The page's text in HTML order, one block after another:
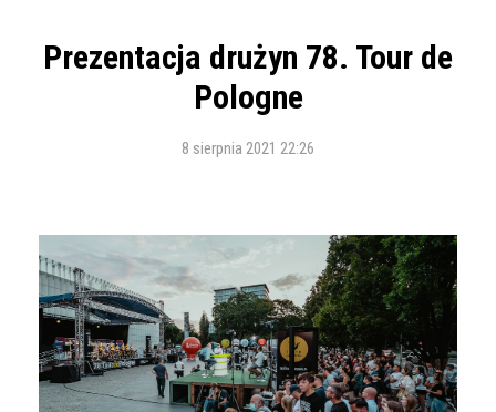
Prezentacja drużyn 78. Tour de
Pologne
8 sierpnia 2021 22:26